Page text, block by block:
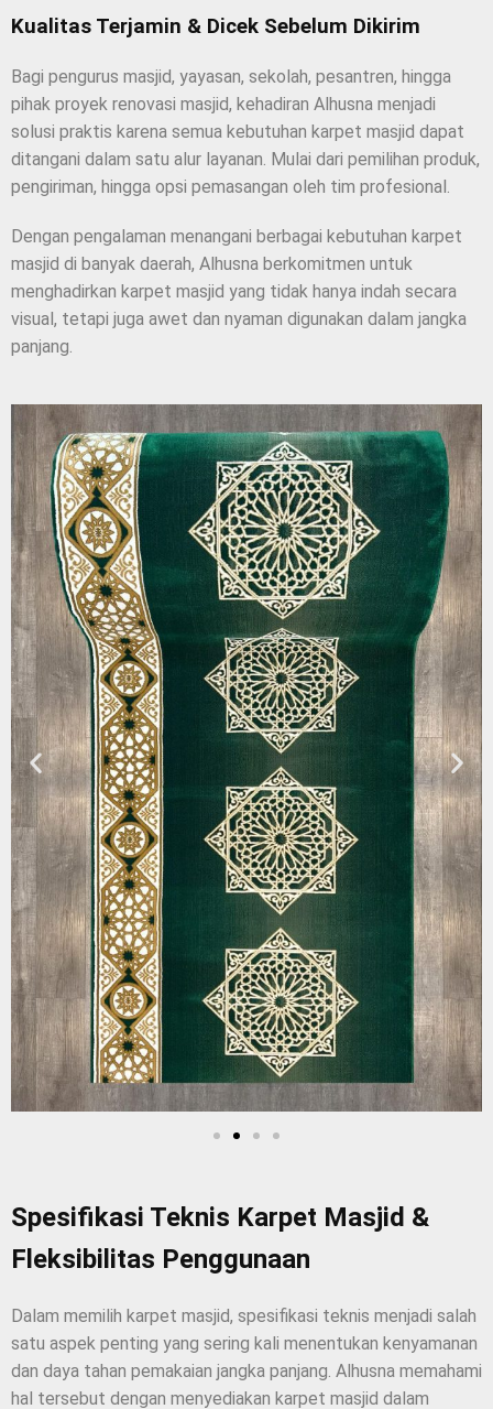
Kualitas Terjamin & Dicek Sebelum Dikirim
Bagi pengurus masjid, yayasan, sekolah, pesantren, hingga
pihak proyek renovasi masjid, kehadiran Alhusna menjadi
solusi praktis karena semua kebutuhan karpet masjid dapat
ditangani dalam satu alur layanan. Mulai dari pemilihan produk,
pengiriman, hingga opsi pemasangan oleh tim profesional.
Dengan pengalaman menangani berbagai kebutuhan karpet
masjid di banyak daerah, Alhusna berkomitmen untuk
menghadirkan karpet masjid yang tidak hanya indah secara
visual, tetapi juga awet dan nyaman digunakan dalam jangka
panjang.
Spesifikasi Teknis Karpet Masjid &
Fleksibilitas Penggunaan
Dalam memilih karpet masjid, spesifikasi teknis menjadi salah
satu aspek penting yang sering kali menentukan kenyamanan
dan daya tahan pemakaian jangka panjang. Alhusna memahami
hal tersebut dengan menyediakan karpet masjid dalam